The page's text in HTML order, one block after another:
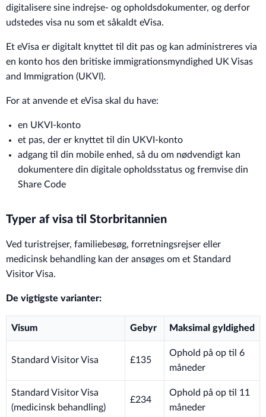
digitalisere sine indrejse- og opholdsdokumenter, og derfor
udstedes visa nu som et såkaldt eVisa.
Et eVisa er digitalt knyttet til dit pas og kan administreres via
en konto hos den britiske immigrationsmyndighed UK Visas
and Immigration (UKVI).
For at anvende et eVisa skal du have:
en UKVI-konto
et pas, der er knyttet til din UKVI-konto
adgang til din mobile enhed, så du om nødvendigt kan
dokumentere din digitale opholdsstatus og fremvise din
Share Code
Typer af visa til Storbritannien
Ved turistrejser, familiebesøg, forretningsrejser eller
medicinsk behandling kan der ansøges om et Standard
Visitor Visa.
De vigtigste varianter:
Visum Gebyr Maksimal gyldighed
Standard Visitor Visa £135
Ophold på op til 6
måneder
Standard Visitor Visa
(medicinsk behandling)
£234
Ophold på op til 11
måneder